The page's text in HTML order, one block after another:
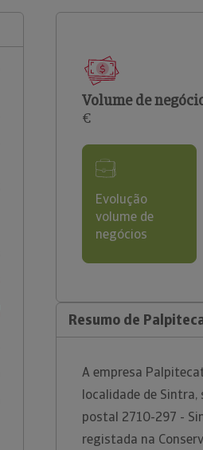
Volume de
€
Evolução
volume de
negócios
Resumo de
A empresa
localidade de
postal 2710-297 -
registada na